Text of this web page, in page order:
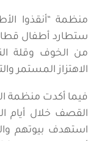
منظمة “أنقذوا
ستطارد أطفال
من الخوف وقلة
الاهتزاز المستمر
فيما أكدت منظمة
القصف خلال أيام
استهدف بيوتهم